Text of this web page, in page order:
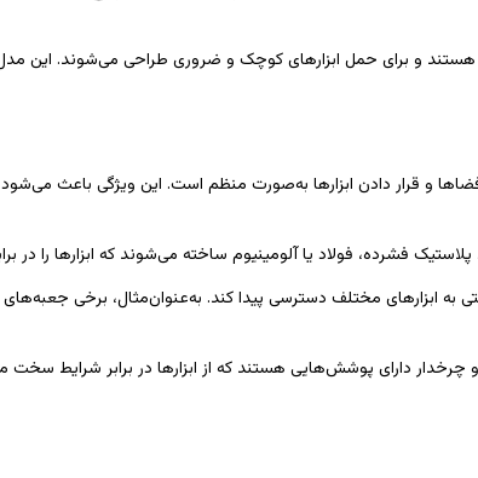
و برای حمل ابزارهای کوچک و ضروری طراحی می‌شوند. این
و قرار دادن ابزارها به‌صورت منظم است. این ویژگی باعث می‌شود
فشرده، فولاد یا آلومینیوم ساخته می‌شوند که ابزارها را
به ابزارهای مختلف دسترسی پیدا کند. به‌عنوان‌مثال، برخی جعبه‌های
دارای پوشش‌هایی هستند که از ابزارها در برابر شرایط سخت